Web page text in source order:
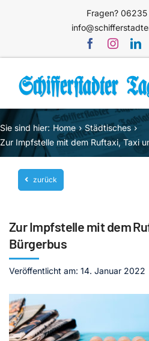
Fragen?
Home
Themen
Blog
Unternehmen
Mediathek
Jetzt abonnieren
Sie sind hier: Home
Städtisches
Zur Impfstelle mit dem Ruftaxi, Taxi
zurück
Zur Impfstelle mit dem
Bürgerbus
Veröffentlicht am: 14. Januar 2022